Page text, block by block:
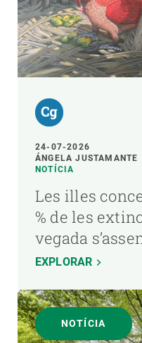
24-07-2026
ÁNGELA JUSTAMANTE
NOTÍCIA
Les illes
% de les
vegada
EXPLORAR
NOTÍCIA